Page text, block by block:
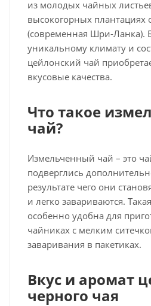
из молодых чайных
высокогорных плантациях
(современная Шри-Ланка).
уникальному климату и
цейлонский чай
вкусовые качества.
Что такое
чай?
Измельченный чай – это
подверглись
результате чего они
и легко завариваются.
особенно удобна для
чайниках с мелким
заваривания в пакетиках.
Вкус и аромат
черного чая